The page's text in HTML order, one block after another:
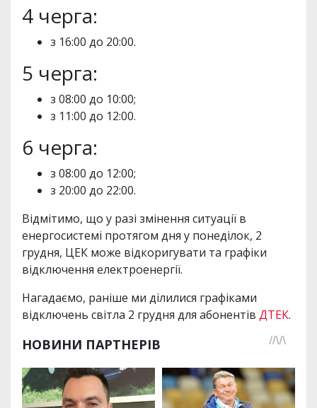
4 черга:
з 16:00 до 20:00.
5 черга:
з 08:00 до 10:00;
з 11:00 до 12:00.
6 черга:
з 08:00 до 12:00;
з 20:00 до 22:00.
Відмітимо, що у разі змінення ситуації в
енергосистемі протягом дня у понеділок, 2
грудня, ЦЕК може відкоригувати та графіки
відключення електроенергії.
Нагадаємо, раніше ми ділилися графіками
відключень світла 2 грудня для абонентів ДТЕК.